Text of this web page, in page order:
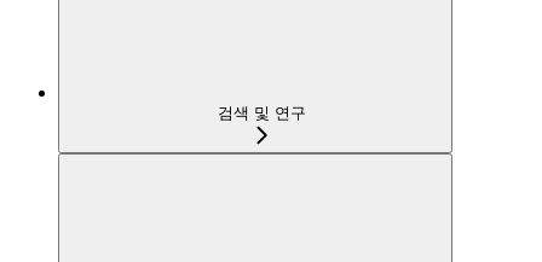
검색 및 연구